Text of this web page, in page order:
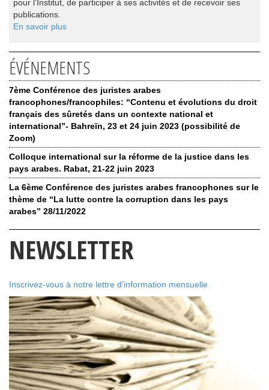
pour l’Institut, de participer à ses activités et de recevoir ses
publications.
En savoir plus
ÉVÉNEMENTS
7ème Conférence des juristes arabes
francophones/francophiles: “Contenu et évolutions du droit
français des sûretés dans un contexte national et
international”- Bahreïn, 23 et 24 juin 2023 (possibilité de
Zoom)
Colloque international sur la réforme de la justice dans les
pays arabes. Rabat, 21-22 juin 2023
La 6ème Conférence des juristes arabes francophones sur le
thème de “La lutte contre la corruption dans les pays
arabes” 28/11/2022
NEWSLETTER
Inscrivez-vous à notre lettre d’information mensuelle